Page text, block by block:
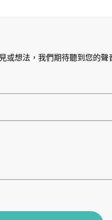
或想法，我們期待聽到您的聲